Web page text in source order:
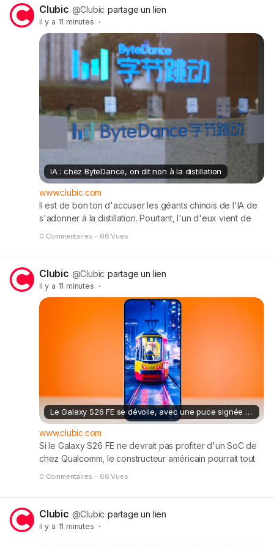
Clubic @Clubic partage un lien
il y a 11 minutes ·
IA : chez ByteDance, on dit non à la distillation
www.clubic.com
Il est de bon ton d'accuser les géants chinois de l'IA de
s'adonner à la distillation. Pourtant, l'un d'eux vient de
0 Commentaires · 66 Vues
Clubic @Clubic partage un lien
il y a 11 minutes ·
Le Galaxy S26 FE se dévoile, avec une puce signée Qualcomm à bord
www.clubic.com
Si le Galaxy S26 FE ne devrait pas profiter d'un SoC de
chez Qualcomm, le constructeur américain pourrait tout
0 Commentaires · 66 Vues
Clubic @Clubic partage un lien
il y a 11 minutes ·